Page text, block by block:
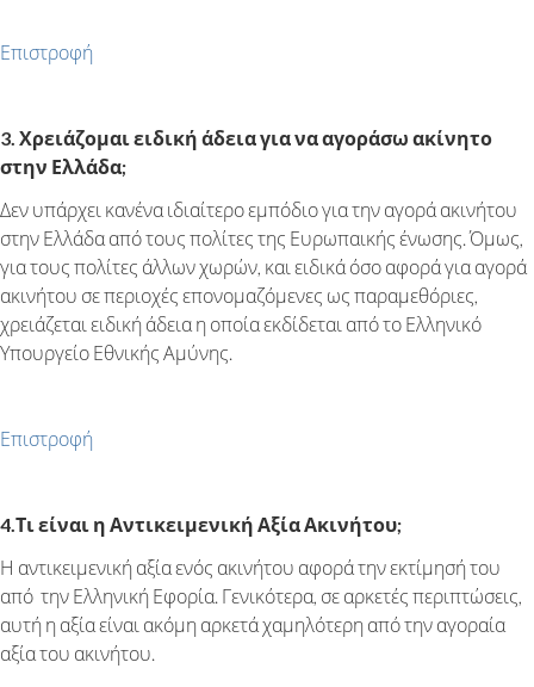
Επιστροφή
3. Χρειάζομαι ειδική άδεια για να αγοράσω ακίνητο
στην Ελλάδα;
Δεν υπάρχει κανένα ιδιαίτερο εμπόδιο για την αγορά ακινήτου
στην Ελλάδα από τους πολίτες της Ευρωπαικής ένωσης. Όμως,
για τους πολίτες άλλων χωρών, και ειδικά όσο αφορά για αγορά
ακινήτου σε περιοχές επονομαζόμενες ως παραμεθόριες,
χρειάζεται ειδική άδεια η οποία εκδίδεται από το Ελληνικό
Υπουργείο Εθνικής Αμύνης.
Επιστροφή
4.Τι είναι η Αντικειμενική Αξία Ακινήτου;
Η αντικειμενική αξία ενός ακινήτου αφορά την εκτίμησή του
από την Ελληνική Εφορία. Γενικότερα, σε αρκετές περιπτώσεις,
αυτή η αξία είναι ακόμη αρκετά χαμηλότερη από την αγοραία
αξία του ακινήτου.